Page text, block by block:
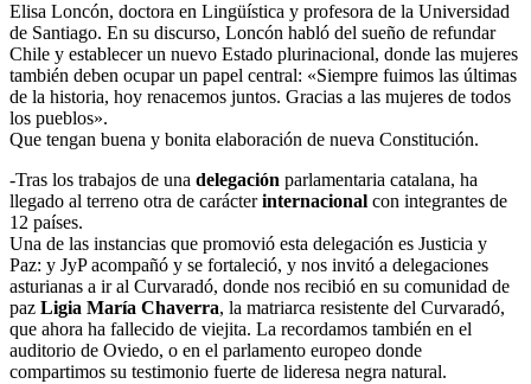
Elisa Loncón, doctora en Lingüística y profesora de la Universidad
de Santiago. En su discurso, Loncón habló del sueño de refundar
Chile y establecer un nuevo Estado plurinacional, donde las mujeres
también deben ocupar un papel central: «Siempre fuimos las últimas
de la historia, hoy renacemos juntos. Gracias a las mujeres de todos
los pueblos».
Que tengan buena y bonita elaboración de nueva Constitución.
-Tras los trabajos de una delegación parlamentaria catalana, ha
llegado al terreno otra de carácterinternacional con integrantes de
12 países.
Una de las instancias que promovió esta delegación es Justicia y
Paz: y JyP acompañó y se fortaleció, y nos invitó a delegaciones
asturianas a ir al Curvaradó, donde nos recibió en su comunidad de
paz Ligia María Chaverra, la matriarca resistente del Curvaradó,
que ahora ha fallecido de viejita. La recordamos también en el
auditorio de Oviedo, o en el parlamento europeo donde
compartimos su testimonio fuerte de lideresa negra natural.